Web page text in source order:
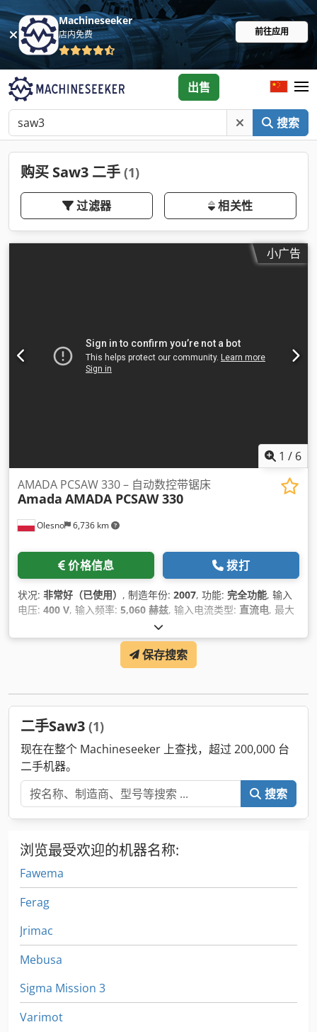
Machineseeker
店内免费 前往应用
搜索
出售
购买 Saw3 二手 (1)
过滤器 相关性
小广告
1 / 6
Olesno 6,736 km
AMADA PCSAW 330 – 自动数控带锯床
Amada AMADA PCSAW 330
价格信息 拨打
状况: 非常好（已使用） , 制造年份: 2007, 功能: 完全功能, 输入
电压: 400 V, 输入频率: 5,060 赫兹, 输入电流类型: 直流电, 最大
, 最大切割宽度:
统, 总重量:1,800 千克, 最后一次大修年份:2026, 设备:文档 /
保存搜索
二手Saw3 (1)
现在在整个 Machineseeker 上查找，超过 200,000 台
二手机器。
搜索
浏览最受欢迎的机器名称:
Fawema
Ferag
Jrimac
Mebusa
Sigma Mission 3
Varimot